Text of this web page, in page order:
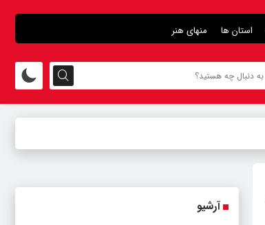
استان ها منهای هنر
آرشیو